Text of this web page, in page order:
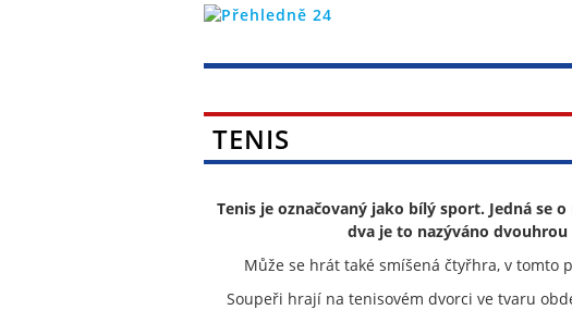
TENIS
Tenis je označovaný jako bílý sport. Jedná se
dva je to nazýváno
Může se hrát také smíšená čtyřhra, v tomto
Soupeři hrají na tenisovém dvorci ve tvaru